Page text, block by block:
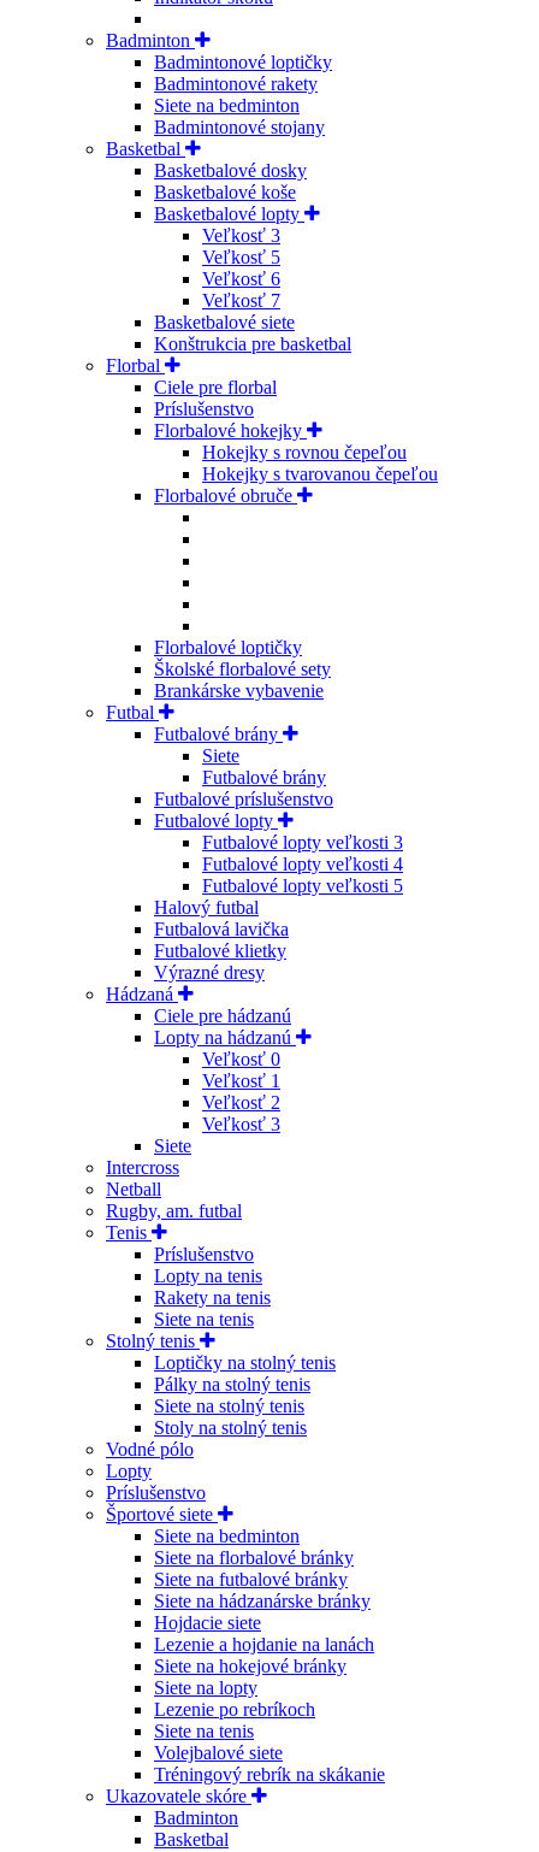
Badminton
Badmintonové loptičky
Badmintonové rakety
Siete na bedminton
Badmintonové stojany
Basketbal
Basketbalové dosky
Basketbalové koše
Basketbalové lopty
Veľkosť 3
Veľkosť 5
Veľkosť 6
Veľkosť 7
Basketbalové siete
Konštrukcia pre basketbal
Florbal
Ciele pre florbal
Príslušenstvo
Florbalové hokejky
Hokejky s rovnou čepeľou
Hokejky s tvarovanou čepeľou
Florbalové obruče
Florbalové loptičky
Školské florbalové sety
Brankárske vybavenie
Futbal
Futbalové brány
Siete
Futbalové brány
Futbalové príslušenstvo
Futbalové lopty
Futbalové lopty veľkosti 3
Futbalové lopty veľkosti 4
Futbalové lopty veľkosti 5
Halový futbal
Futbalová lavička
Futbalové klietky
Výrazné dresy
Hádzaná
Ciele pre hádzanú
Lopty na hádzanú
Veľkosť 0
Veľkosť 1
Veľkosť 2
Veľkosť 3
Siete
Intercross
Netball
Rugby, am. futbal
Tenis
Príslušenstvo
Lopty na tenis
Rakety na tenis
Siete na tenis
Stolný tenis
Loptičky na stolný tenis
Pálky na stolný tenis
Siete na stolný tenis
Stoly na stolný tenis
Vodné pólo
Lopty
Príslušenstvo
Športové siete
Siete na bedminton
Siete na florbalové bránky
Siete na futbalové bránky
Siete na hádzanárske bránky
Hojdacie siete
Lezenie a hojdanie na lanách
Siete na hokejové bránky
Siete na lopty
Lezenie po rebríkoch
Siete na tenis
Volejbalové siete
Tréningový rebrík na skákanie
Ukazovatele skóre
Badminton
Basketbal